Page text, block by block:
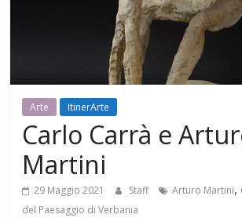
Arte ItinerArte
Carlo Carrà e
Martini
29 Maggio 2021 Staff Arturo Martini,
del Paesaggio di Verbania